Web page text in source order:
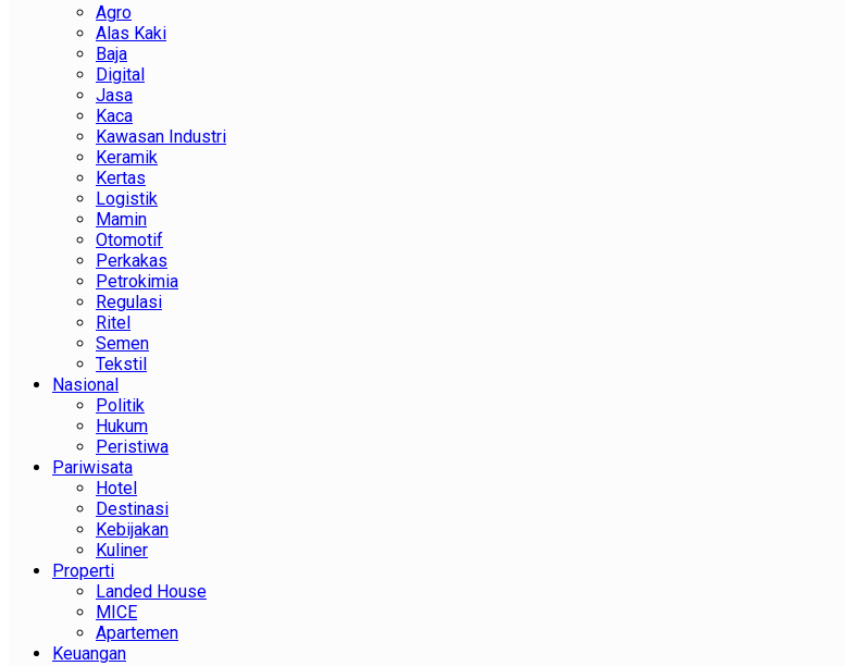
Agro
Alas Kaki
Baja
Digital
Jasa
Kaca
Kawasan Industri
Keramik
Kertas
Logistik
Mamin
Otomotif
Perkakas
Petrokimia
Regulasi
Ritel
Semen
Tekstil
Nasional
Politik
Hukum
Peristiwa
Pariwisata
Hotel
Destinasi
Kebijakan
Kuliner
Properti
Landed House
MICE
Apartemen
Keuangan